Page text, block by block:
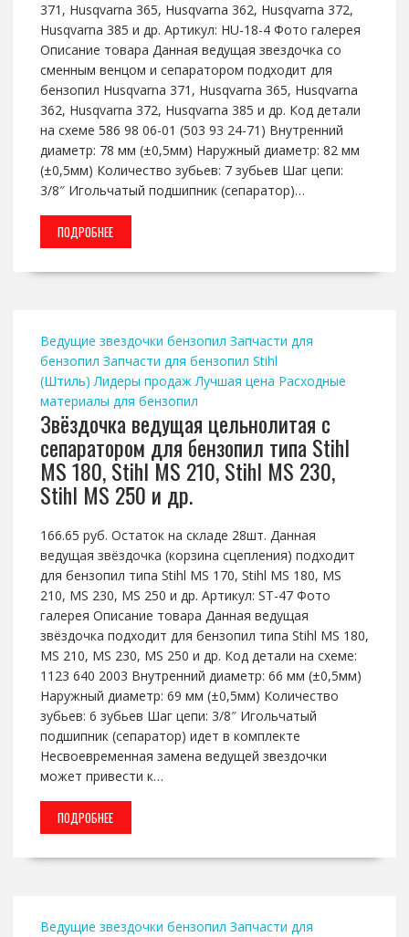
371, Husqvarna 365, Husqvarna 362, Husqvarna 372,
Husqvarna 385 и др. Артикул: HU-18-4 Фото галерея
Описание товара Данная ведущая звездочка со
сменным венцом и сепаратором подходит для
бензопил Husqvarna 371, Husqvarna 365, Husqvarna
362, Husqvarna 372, Husqvarna 385 и др. Код детали
на схеме 586 98 06-01 (503 93 24-71) Внутренний
диаметр: 78 мм (±0,5мм) Наружный диаметр: 82 мм
(±0,5мм) Количество зубьев: 7 зубьев Шаг цепи:
3/8″ Игольчатый подшипник (сепаратор)…
ПОДРОБНЕЕ
Ведущие звездочки бензопил Запчасти для
бензопил Запчасти для бензопил Stihl
(Штиль) Лидеры продаж Лучшая цена Расходные
материалы для бензопил
Звёздочка ведущая цельнолитая с
сепаратором для бензопил типа Stihl
MS 180, Stihl MS 210, Stihl MS 230,
Stihl MS 250 и др.
166.65 руб. Остаток на складе 28шт. Данная
ведущая звёздочка (корзина сцепления) подходит
для бензопил типа Stihl MS 170, Stihl MS 180, MS
210, MS 230, MS 250 и др. Артикул: ST-47 Фото
галерея Описание товара Данная ведущая
звёздочка подходит для бензопил типа Stihl MS 180,
MS 210, MS 230, MS 250 и др. Код детали на схеме:
1123 640 2003 Внутренний диаметр: 66 мм (±0,5мм)
Наружный диаметр: 69 мм (±0,5мм) Количество
зубьев: 6 зубьев Шаг цепи: 3/8″ Игольчатый
подшипник (сепаратор) идет в комплекте
Несвоевременная замена ведущей звездочки
может привести к…
ПОДРОБНЕЕ
Ведущие звездочки бензопил Запчасти для